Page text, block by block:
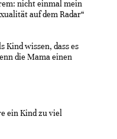
nicht einmal mein
auf dem Radar“
Kind wissen, dass es
die Mama einen
ein Kind zu viel